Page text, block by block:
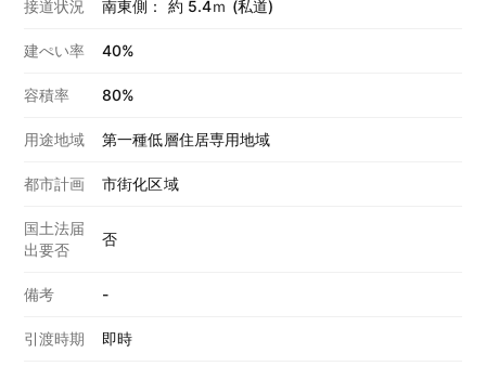
接道状況 南東側： 約 5.4ｍ (私道)
建ぺい率 40%
容積率 80%
用途地域 第一種低層住居専用地域
都市計画 市街化区域
国土法届
出要否
否
備考 -
引渡時期 即時